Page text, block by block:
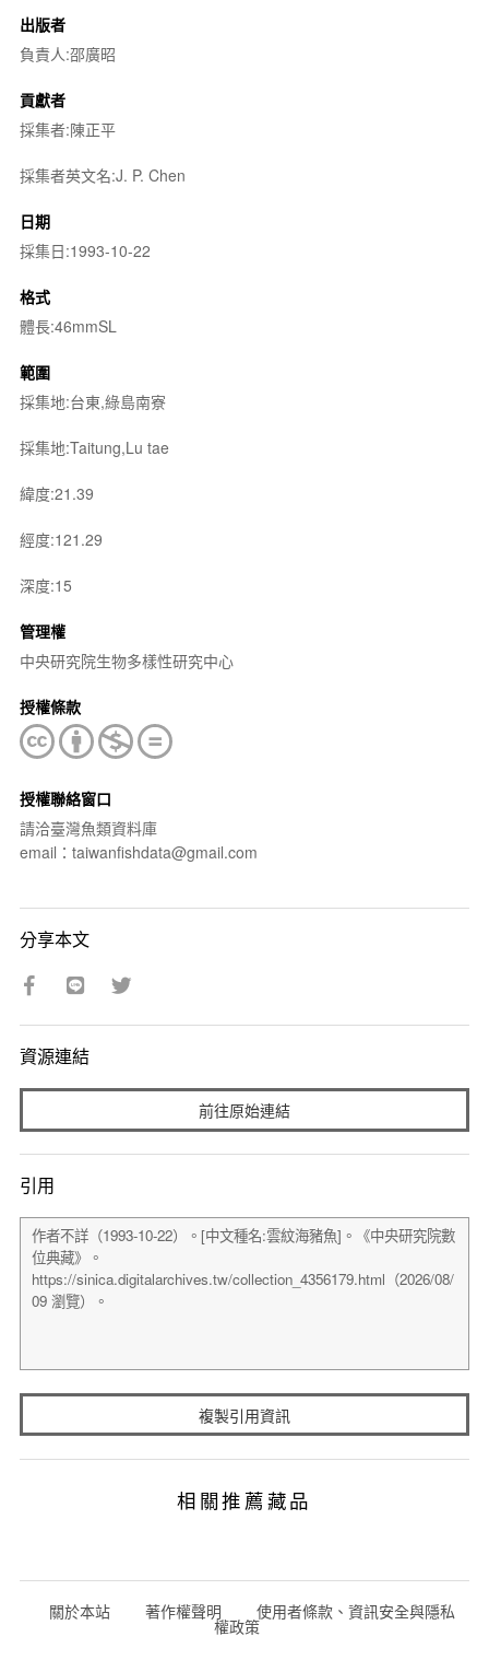
出版者
負責人:邵廣昭
貢獻者
採集者:陳正平
採集者英文名:J. P. Chen
日期
採集日:1993-10-22
格式
體長:46mmSL
範圍
採集地:台東,綠島南寮
採集地:Taitung,Lu tae
緯度:21.39
經度:121.29
深度:15
管理權
中央研究院生物多樣性研究中心
授權條款
授權聯絡窗口
請洽臺灣魚類資料庫
email：taiwanfishdata@gmail.com
分享本文
資源連結
前往原始連結
引用
複製引用資訊
相關推薦藏品
關於本站 著作權聲明 使用者條款、資訊安全與隱私
權政策